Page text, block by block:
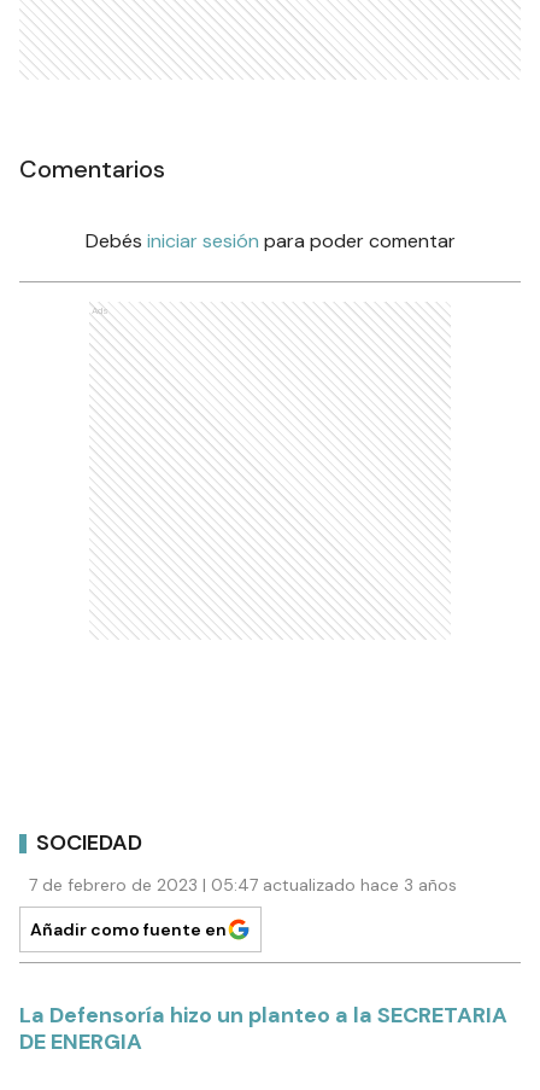
Comentarios
Debés iniciar sesión para poder comentar
Ads
SOCIEDAD
7 de febrero de 2023 | 05:47 actualizado hace 3 años
Añadir como fuente en
La Defensoría hizo un planteo a la SECRETARIA
DE ENERGIA